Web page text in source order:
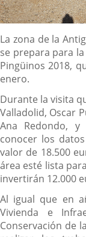
Descripción
La zona de la
se prepara para
Pingüinos 2018,
enero.
Durante la visita
Valladolid, Oscar
Ana Redondo,
conocer los
valor de 18.500
área esté lista
invertirán 12.000
Al igual que en
Vivienda e
Conservación de